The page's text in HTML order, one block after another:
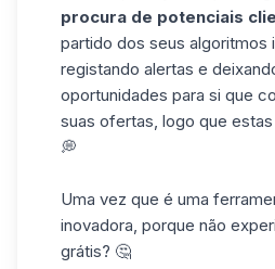
procura de potenciais
partido dos seus algoritmos
registando alertas e
oportunidades para si que
suas ofertas, logo que
💭
Uma vez que é uma
inovadora, porque não
grátis? 🤔